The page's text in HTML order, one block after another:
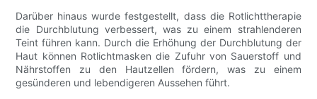
Darüber hinaus wurde festgestellt, dass die Rotlichttherapie
die Durchblutung verbessert, was zu einem strahlenderen
Teint führen kann. Durch die Erhöhung der Durchblutung der
Haut können Rotlichtmasken die Zufuhr von Sauerstoff und
Nährstoffen zu den Hautzellen fördern, was zu einem
gesünderen und lebendigeren Aussehen führt.